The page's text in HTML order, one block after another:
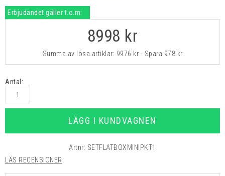
Erbjudandet gäller t.o.m:
8998 kr
Summa av lösa artiklar: 9976 kr - Spara 978 kr
Antal:
LÄGG I KUNDVAGNEN
Artnr: SETFLATBOXMINIPKT1
LÄS RECENSIONER